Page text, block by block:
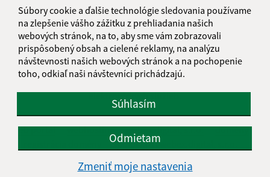
Súbory cookie a ďalšie technológie sledovania používame
na zlepšenie vášho zážitku z prehliadania našich
webových stránok, na to, aby sme vám zobrazovali
prispôsobený obsah a cielené reklamy, na analýzu
návštevnosti našich webových stránok a na pochopenie
toho, odkiaľ naši návštevníci prichádzajú.
Súhlasím
Odmietam
Zmeniť moje nastavenia
RSS
Správca obsahu:
Správca obsahu je Obec Kysak.
Vytvorené v súlade sJednotným dizajn manuálom
elektronických služieb.
web portál webhosting webex.digital, s.r.o.
domény
spoločnosť webex.digital, s.r.o.
Technický prevádzkovateľ: